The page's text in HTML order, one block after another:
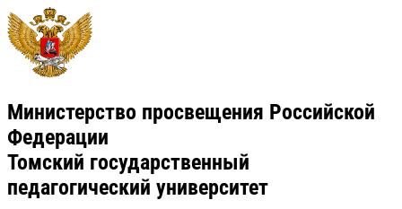
Министерство просвещения Российской
Федерации
Томский государственный
педагогический университет